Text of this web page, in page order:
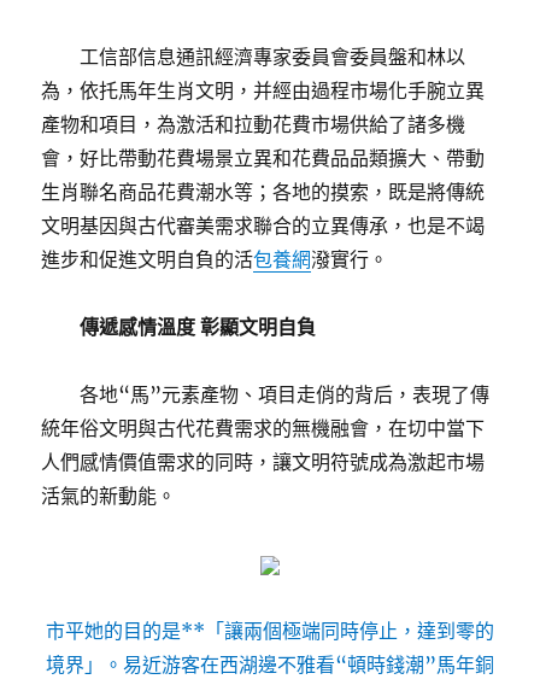
工信部信息通訊經濟專家委員會委員盤和林以
為，依托馬年生肖文明，并經由過程市場化手腕立異
產物和項目，為激活和拉動花費市場供給了諸多機
會，好比帶動花費場景立異和花費品品類擴大、帶動
生肖聯名商品花費潮水等；各地的摸索，既是將傳統
文明基因與古代審美需求聯合的立異傳承，也是不竭
進步和促進文明自負的活包養網潑實行。
傳遞感情溫度 彰顯文明自負
各地“馬”元素產物、項目走俏的背后，表現了傳
統年俗文明與古代花費需求的無機融會，在切中當下
人們感情價值需求的同時，讓文明符號成為激起市場
活氣的新動能。
市平她的目的是**「讓兩個極端同時停止，達到零的
境界」。易近游客在西湖邊不雅看“頓時錢潮”馬年銅